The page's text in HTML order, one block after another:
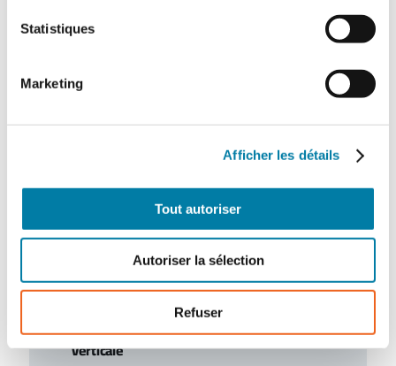
Statistiques
Marketing
Afficher les détails
Tout autoriser
Autoriser la sélection
Refuser
L'arrêté du 16 juillet 2026, relatif au
rubriques 2790 (traitement…
Drones de sécurité : décollage à la
verticale